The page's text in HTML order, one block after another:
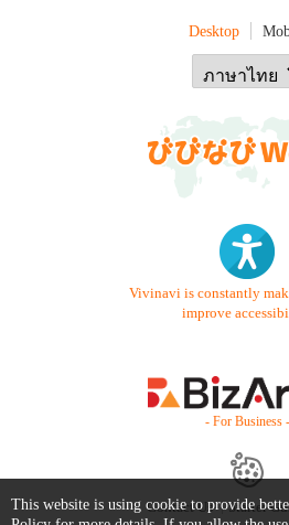
Desktop
Vivinavi is constantly
improve
- For Business -
Contact Us Starter
This website is using cookie to provide